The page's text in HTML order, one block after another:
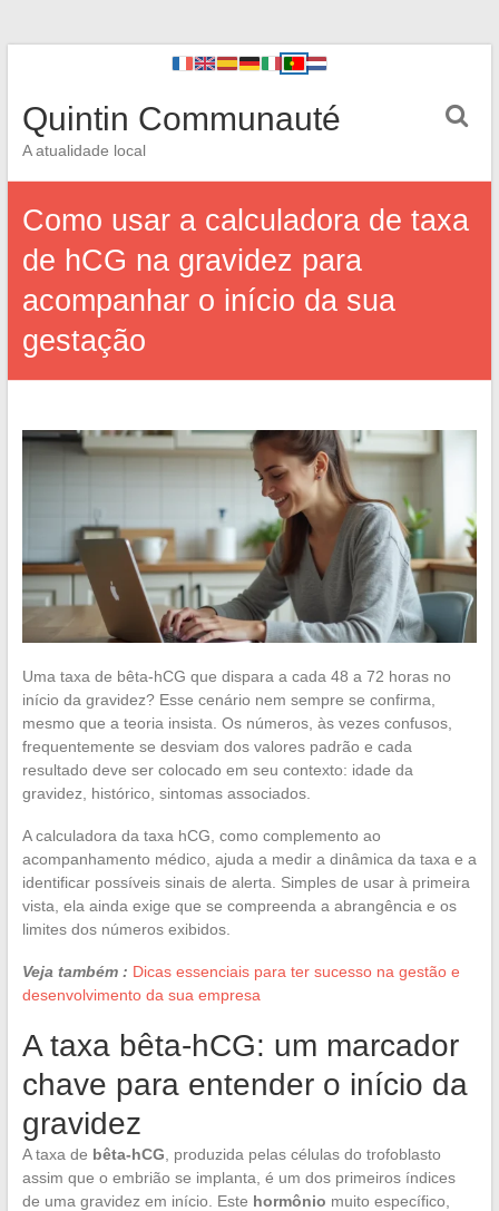
Quintin Communauté
A atualidade local
Como usar a calculadora de taxa
de hCG na gravidez para
acompanhar o início da sua
gestação
Uma taxa de bêta-hCG que dispara a cada 48 a 72 horas no
início da gravidez? Esse cenário nem sempre se confirma,
mesmo que a teoria insista. Os números, às vezes confusos,
frequentemente se desviam dos valores padrão e cada
resultado deve ser colocado em seu contexto: idade da
gravidez, histórico, sintomas associados.
A calculadora da taxa hCG, como complemento ao
acompanhamento médico, ajuda a medir a dinâmica da taxa e a
identificar possíveis sinais de alerta. Simples de usar à primeira
vista, ela ainda exige que se compreenda a abrangência e os
limites dos números exibidos.
Veja também : Dicas essenciais para ter sucesso na gestão e
desenvolvimento da sua empresa
A taxa bêta-hCG: um marcador
chave para entender o início da
gravidez
A taxa de bêta-hCG , produzida pelas células do trofoblasto
assim que o embrião se implanta, é um dos primeiros índices
de uma gravidez em início. Este hormônio muito específico,